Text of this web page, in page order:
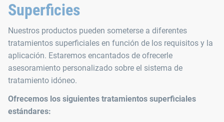
Superficies
Nuestros productos pueden someterse a diferentes
tratamientos superficiales en función de los requisitos y la
aplicación. Estaremos encantados de ofrecerle
asesoramiento personalizado sobre el sistema de
tratamiento idóneo.
Ofrecemos los siguientes tratamientos superficiales
estándares: